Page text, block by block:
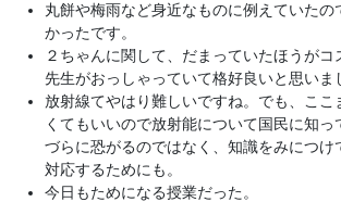
丸餅や梅雨など身近なものに例えていたの
かったです。
２ちゃんに関して、だまっていたほうがコ
先生がおっしゃっていて格好良いと思いま
放射線てやはり難しいですね。でも、ここ
くてもいいので放射能について国民に知っ
づらに恐がるのではなく、知識をみにつけ
対応するためにも。
今日もためになる授業だった。